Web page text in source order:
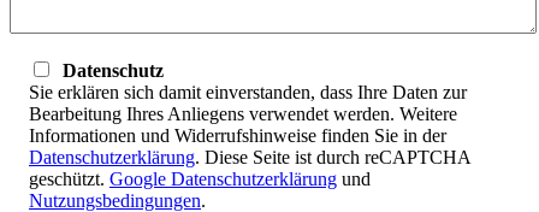
Datenschutz
Sie erklären sich damit einverstanden, dass Ihre Daten zur
Bearbeitung Ihres Anliegens verwendet werden. Weitere
Informationen und Widerrufshinweise finden Sie in der
Datenschutzerklärung. Diese Seite ist durch reCAPTCHA
geschützt. Google Datenschutzerklärung und
Nutzungsbedingungen.